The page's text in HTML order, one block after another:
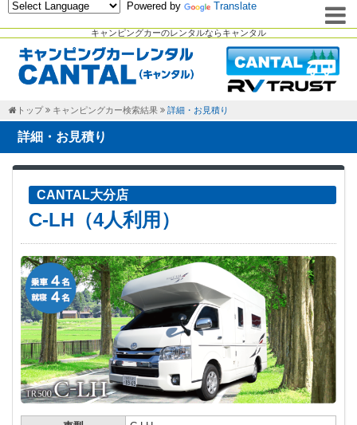
キャンピングカーのレンタルならキャンタル
Powered by Translate
トップ キャンピングカー検索結果 詳細・お見積り
詳細・お見積り
CANTAL大分店
C-LH（4人利用）